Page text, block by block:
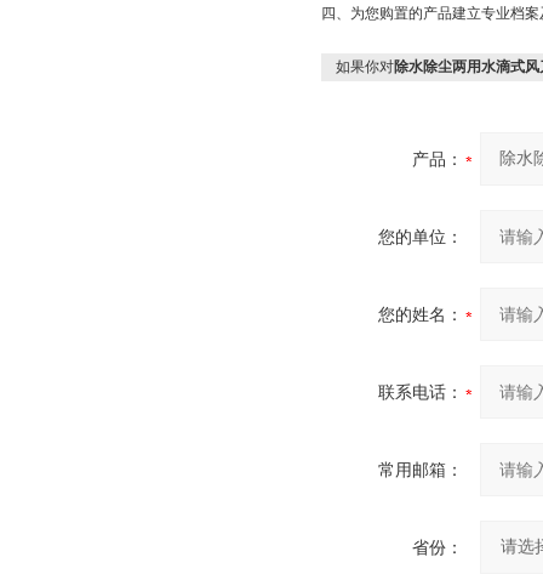
四、为您购置的产品建立专业档
如果你对除水除尘两用水滴式风
产品：
您的单位：
您的姓名：
联系电话：
常用邮箱：
省份：